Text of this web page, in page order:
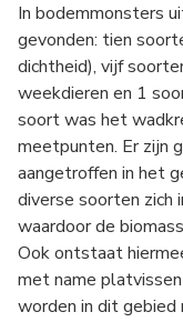
In bodemmonsters
gevonden: tien
dichtheid), vijf
weekdieren en 1
soort was het
meetpunten. Er zijn
aangetroffen in het
diverse soorten zich
waardoor de
Ook ontstaat
met name
worden in dit